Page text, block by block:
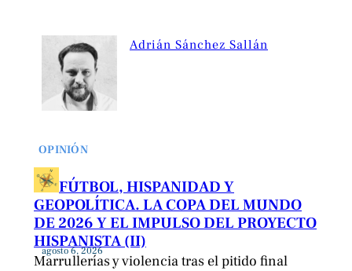
Adrián Sánchez Sallán
OPINIÓN
FÚTBOL, HISPANIDAD Y
GEOPOLÍTICA. LA COPA DEL MUNDO
DE 2026 Y EL IMPULSO DEL PROYECTO
HISPANISTA (II)
agosto 6, 2026
Marrullerías y violencia tras el pitido final